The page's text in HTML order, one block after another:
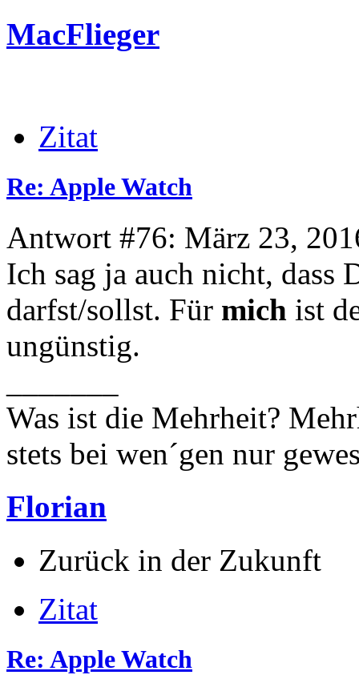
MacFlieger
Zitat
Re: Apple Watch
Antwort #76: März 23,
Ich sag ja auch nicht, dass
darfst/sollst. Für mich ist
ungünstig.
Was ist die Mehrheit?
stets bei wen´gen nur
Florian
Zurück in der Zukunft
Zitat
Re: Apple Watch